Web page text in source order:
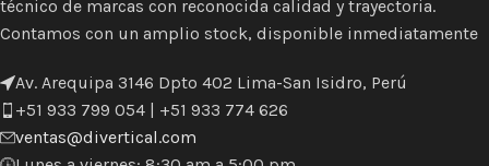
técnico de marcas con reconocida calidad y trayectoria.
Contamos con un amplio stock, disponible inmediatamente
Av. Arequipa 3146 Dpto 402 Lima-San Isidro, Perú
+51 933 799 054 | +51 933 774 626
ventas@divertical.com